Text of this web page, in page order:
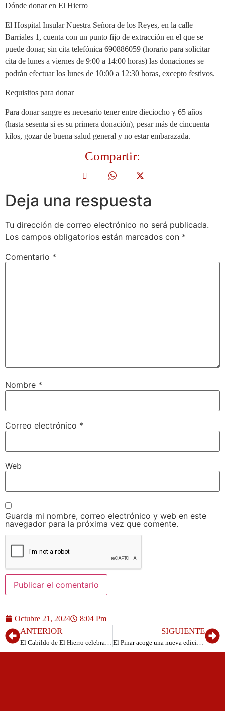
Dónde donar en El Hierro
El Hospital Insular Nuestra Señora de los Reyes, en la calle
Barriales 1, cuenta con un punto fijo de extracción en el que se
puede donar, sin cita telefónica 690886059 (horario para solicitar
cita de lunes a viernes de 9:00 a 14:00 horas) las donaciones se
podrán efectuar los lunes de 10:00 a 12:30 horas, excepto festivos.
Requisitos para donar
Para donar sangre es necesario tener entre dieciocho y 65 años
(hasta sesenta si es su primera donación), pesar más de cincuenta
kilos, gozar de buena salud general y no estar embarazada.
Compartir:
Deja una respuesta
Tu dirección de correo electrónico no será publicada.
Los campos obligatorios están marcados con *
Comentario *
Nombre *
Correo electrónico *
Web
Guarda mi nombre, correo electrónico y web en este
navegador para la próxima vez que comente.
Octubre 21, 2024 8:04 Pm
ANTERIOR SIGUIENTE